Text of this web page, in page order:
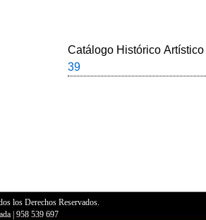
Catálogo Histórico
39
los Derechos Reservados.
|958 539 697